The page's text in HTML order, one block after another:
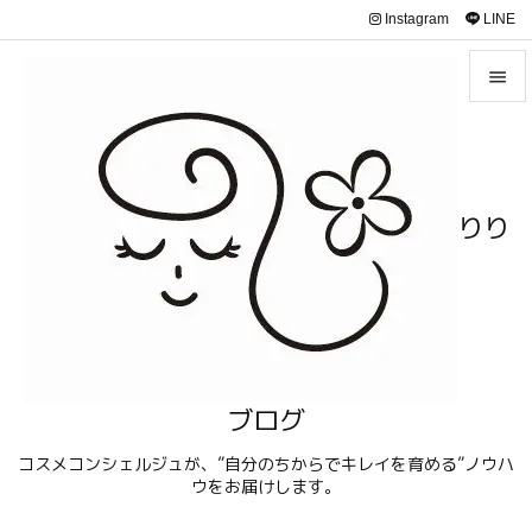
りり
ブログ
コスメコンシェルジュが、”自分のちからでキレイを育める”ノウハ
ウをお届けします。

サイド
Instagram LINE